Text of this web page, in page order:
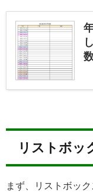
リストボッ
まず、リストボッ